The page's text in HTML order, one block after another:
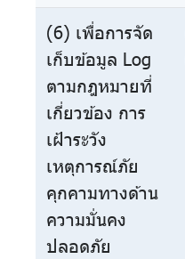
(6) เพื่อการจัด
เก็บข้อมูล Log
ตามกฎหมายที่
เกี่ยวข้อง การ
เฝ้าระวัง
เหตุการณ์ภัย
คุกคามทางด้าน
ความมั่นคง
ปลอดภัย